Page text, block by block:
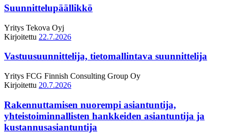
Suunnittelupäällikkö
Yritys Tekova Oyj
Kirjoitettu 22.7.2026
Vastuusuunnittelija, tietomallintava suunnittelija
Yritys FCG Finnish Consulting Group Oy
Kirjoitettu 20.7.2026
Rakennuttamisen nuorempi asiantuntija,
yhteistoiminnallisten hankkeiden asiantuntija ja
kustannusasiantuntija